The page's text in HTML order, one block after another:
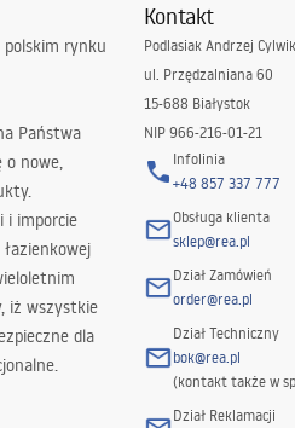
polskim rynku
Państwa
o nowe,
i imporcie
iż wszystkie
dla
Kontakt
Podlasiak Andrzej
ul. Przędzalniana 60
15-688 Białystok
NIP 966-216-01-21
Infolinia
+48 857 337 777
Obsługa klienta
sklep@rea.pl
Dział Zamówień
order@rea.pl
Dział Techniczny
bok@rea.pl
(kontakt także w
Dział Reklamacji